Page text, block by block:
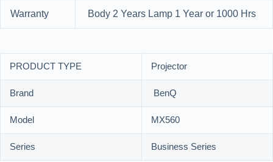
Warranty
Body 2 Years Lamp 1 Year or 1000 Hrs
PRODUCT TYPE
Projector
Brand
BenQ
Model
MX560
Series
Business Series